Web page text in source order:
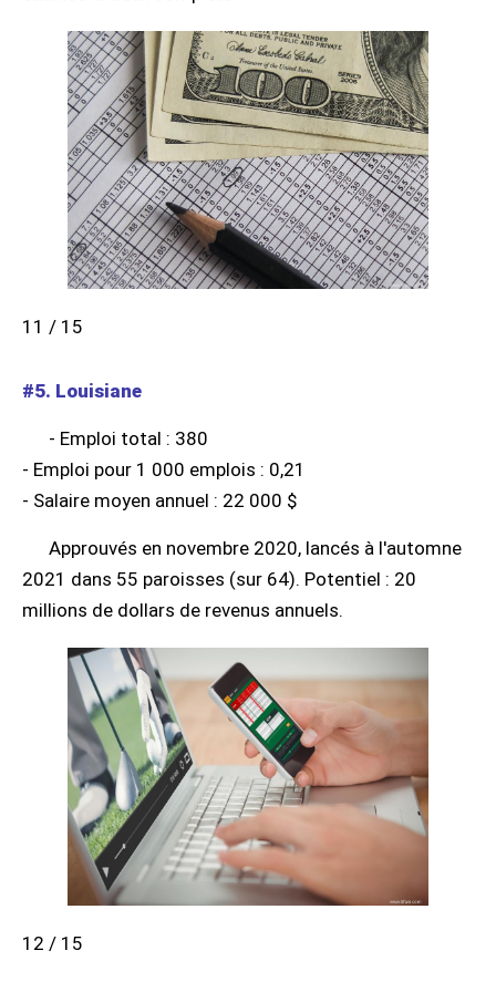
11 / 15
#5. Louisiane
- Emploi total : 380
- Emploi pour 1 000 emplois : 0,21
- Salaire moyen annuel : 22 000 $
Approuvés en novembre 2020, lancés à l'automne
2021 dans 55 paroisses (sur 64). Potentiel : 20
millions de dollars de revenus annuels.
12 / 15